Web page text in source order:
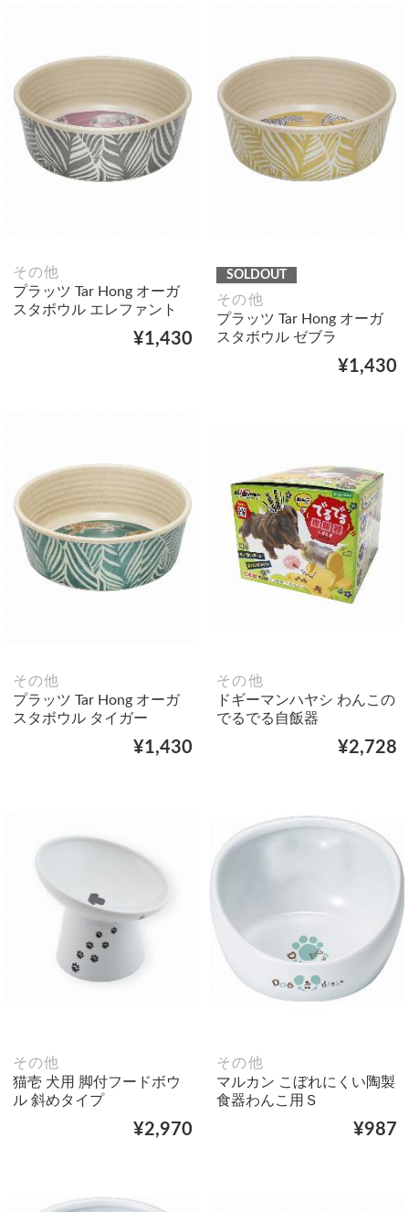
その他
プラッツ Tar Hong オーガ
スタボウル エレファント
¥1,430
SOLDOUT
その他
プラッツ Tar Hong オーガ
スタボウル ゼブラ
¥1,430
その他
プラッツ Tar Hong オーガ
スタボウル タイガー
¥1,430
その他
ドギーマンハヤシ わんこの
でるでる自飯器
¥2,728
その他
猫壱 犬用 脚付フードボウ
ル 斜めタイプ
¥2,970
その他
マルカン こぼれにくい陶製
食器わんこ用Ｓ
¥987